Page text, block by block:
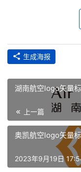
首
生成海报
湖南航空logo矢量
上一篇
奥凯航空logo矢量
2023年9月19日